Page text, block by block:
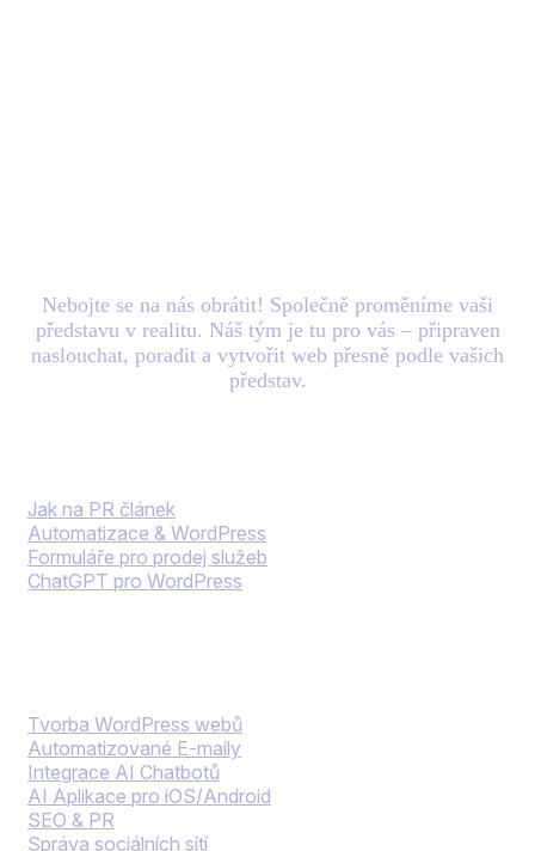
Nebojte se na nás obrátit! Společně proměníme vaši
představu v realitu. Náš tým je tu pro vás – připraven
naslouchat, poradit a vytvořit web přesně podle vašich
představ.
Jak na PR článek
Automatizace & WordPress
Formuláře pro prodej služeb
ChatGPT pro WordPress
Tvorba WordPress webů
Automatizované E-maily
Integrace AI Chatbotů
AI Aplikace pro iOS/Android
SEO & PR
Správa sociálních sítí